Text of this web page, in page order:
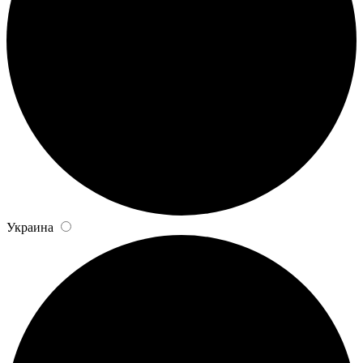
Украина